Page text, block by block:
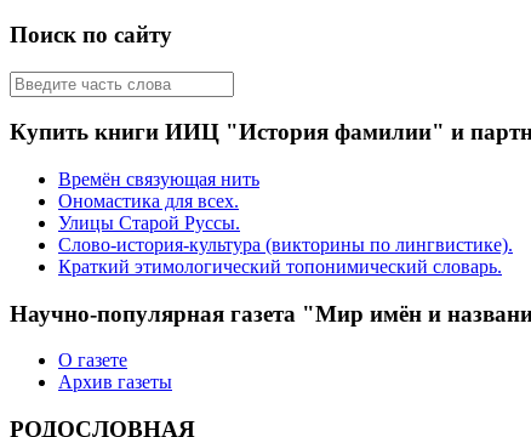
Поиск по сайту
Купить книги ИИЦ "История фамилии" и
Времён связующая нить
Ономастика для всех.
Улицы Старой Руссы.
Слово-история-культура (викторины по лингвистике).
Краткий этимологический топонимический словарь.
Научно-популярная газета "Мир имён и
О газете
Архив газеты
РОДОСЛОВНАЯ